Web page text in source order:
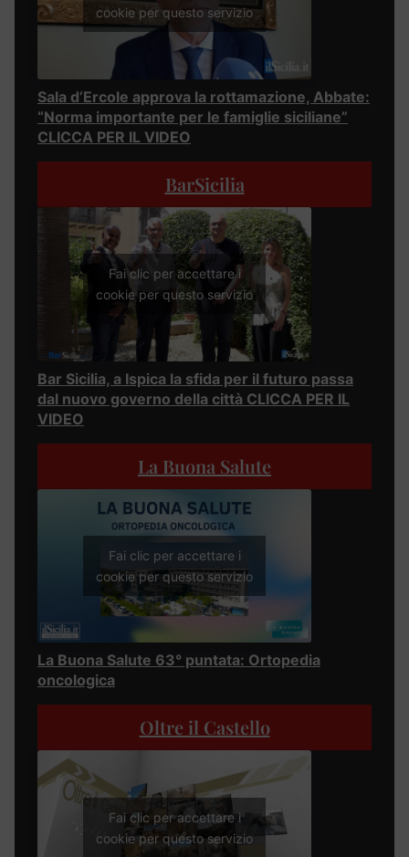
cookie per questo servizio
Sala d’Ercole approva la rottamazione, Abbate:
“Norma importante per le famiglie siciliane”
CLICCA PER IL VIDEO
BarSicilia
Fai clic per accettare i
cookie per questo servizio
Bar Sicilia, a Ispica la sfida per il futuro passa
dal nuovo governo della città CLICCA PER IL
VIDEO
La Buona Salute
Fai clic per accettare i
cookie per questo servizio
La Buona Salute 63° puntata: Ortopedia
oncologica
Oltre il Castello
Fai clic per accettare i
cookie per questo servizio